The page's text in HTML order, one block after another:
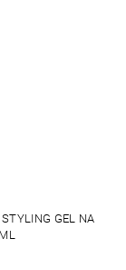
GEL NA